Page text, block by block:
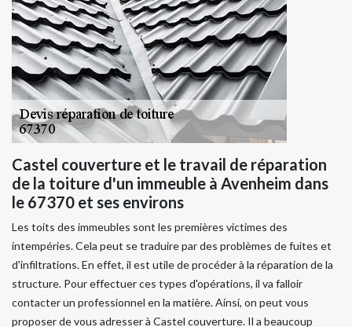
Castel couverture et le travail de réparation
de la toiture d'un immeuble à Avenheim dans
le 67370 et ses environs
Les toits des immeubles sont les premières victimes des
intempéries. Cela peut se traduire par des problèmes de fuites et
d'infiltrations. En effet, il est utile de procéder à la réparation de la
structure. Pour effectuer ces types d'opérations, il va falloir
contacter un professionnel en la matière. Ainsi, on peut vous
proposer de vous adresser à Castel couverture. Il a beaucoup